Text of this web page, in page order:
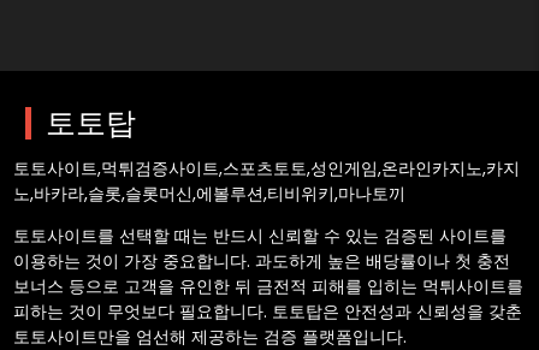
토토탑
토토사이트,먹튀검증사이트,스포츠토토,성인게임,온라인카지노,카지
노,바카라,슬롯,슬롯머신,에볼루션,티비위키,마나토끼
토토사이트를 선택할 때는 반드시 신뢰할 수 있는 검증된 사이트를
이용하는 것이 가장 중요합니다. 과도하게 높은 배당률이나 첫 충전
보너스 등으로 고객을 유인한 뒤 금전적 피해를 입히는 먹튀사이트를
피하는 것이 무엇보다 필요합니다. 토토탑은 안전성과 신뢰성을 갖춘
토토사이트만을 엄선해 제공하는 검증 플랫폼입니다.